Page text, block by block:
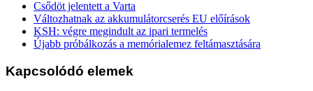
Csődöt jelentett a Varta
Változhatnak az akkumulátorcserés EU előírások
KSH: végre megindult az ipari termelés
Újabb próbálkozás a memórialemez feltámasztására
Kapcsolódó elemek